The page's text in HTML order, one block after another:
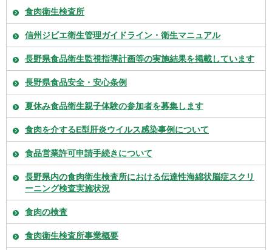
食肉衛生検査所
信州ジビエ衛生管理ガイドライン・衛生マニュアル
長野県食品衛生監視指導計画等の実施結果を掲載しています
長野県食品安全・安心条例
夏休み食品衛生親子体験の参加者を募集します
食肉を介するE型肝炎ウイルス感染事例について
食品営業許可申請手続きについて
長野県内の食肉衛生検査所における伝達性海綿状脳症スクリ
ーニング検査実施状況
食肉の検査
食肉衛生検査所事業概要